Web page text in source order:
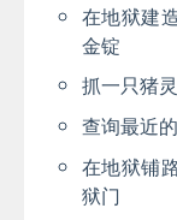
在地狱建
金锭
抓一只猪
查询最近
在地狱铺
狱门